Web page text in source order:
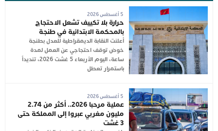
5 أغسطس 2026
حرارة بلا تكييف تشعل الاحتجاج
بالمحكمة الابتدائية في طنجة
أعلنت النقابة الديمقراطية للعدل بطنجة
خوض توقف احتجاجي عن العمل لمدة
ساعة، اليوم الأربعاء 5 غشت 2026، تنديداً
باستمرار تعطل
5 أغسطس 2026
عملية مرحبا 2026.. أكثر من 2.74
مليون مغربي عبروا إلى المملكة حتى
3 غشت